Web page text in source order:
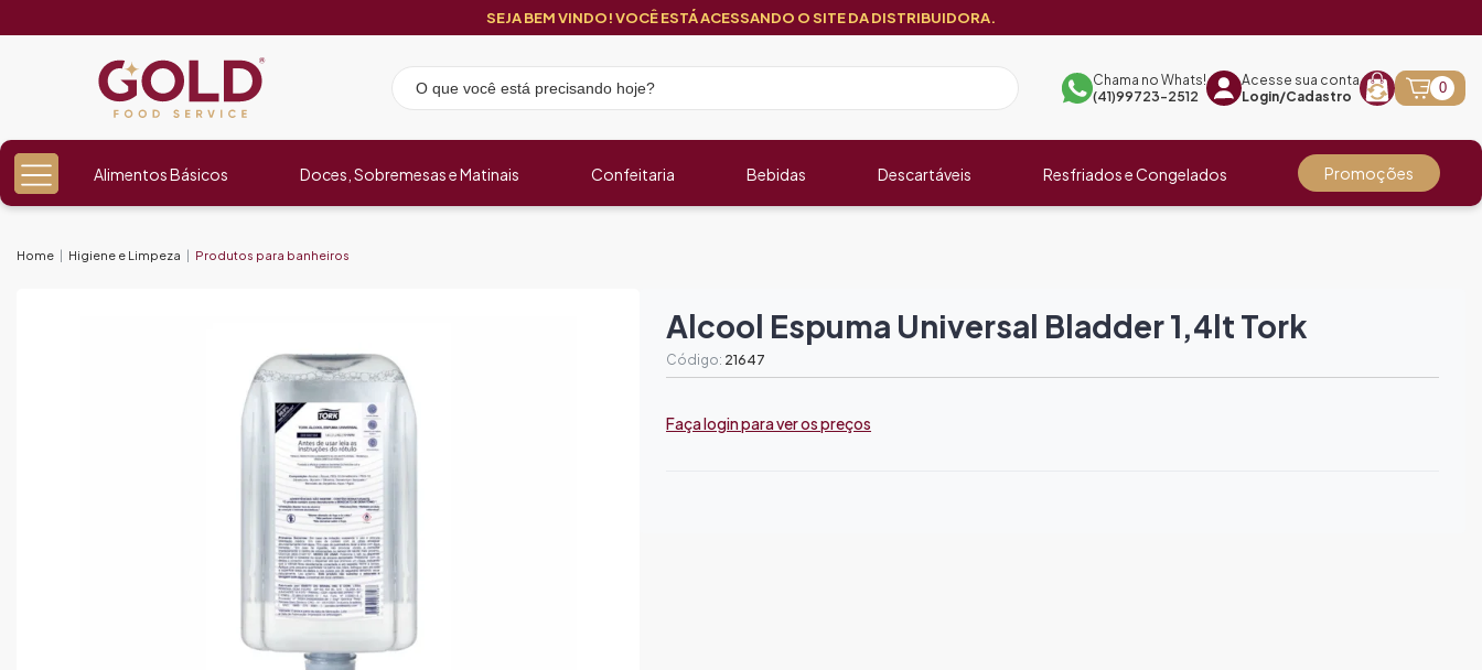
SEJA BEM VINDO! VOCÊ ESTÁ ACESSANDO O SITE DA DISTRIBUIDORA.
Chama no Whats!
(41)99723-2512
Acesse sua conta
Login/Cadastro
0
Alimentos Básicos Doces, Sobremesas e Matinais Confeitaria Bebidas Descartáveis Resfriados e Congelados Promoções
Home Higiene e Limpeza Produtos para banheiros
Alcool Espuma Universal Bladder 1,4lt Tork
Código: 21647
Faça login para ver os preços